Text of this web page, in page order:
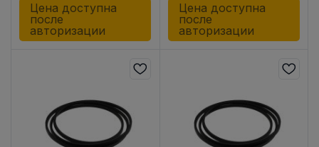
Цена доступна
после
авторизации
Цена доступна
после
авторизации